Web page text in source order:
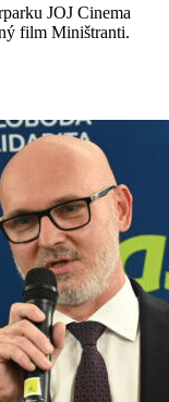
JOJ Cinema
film Miništranti.